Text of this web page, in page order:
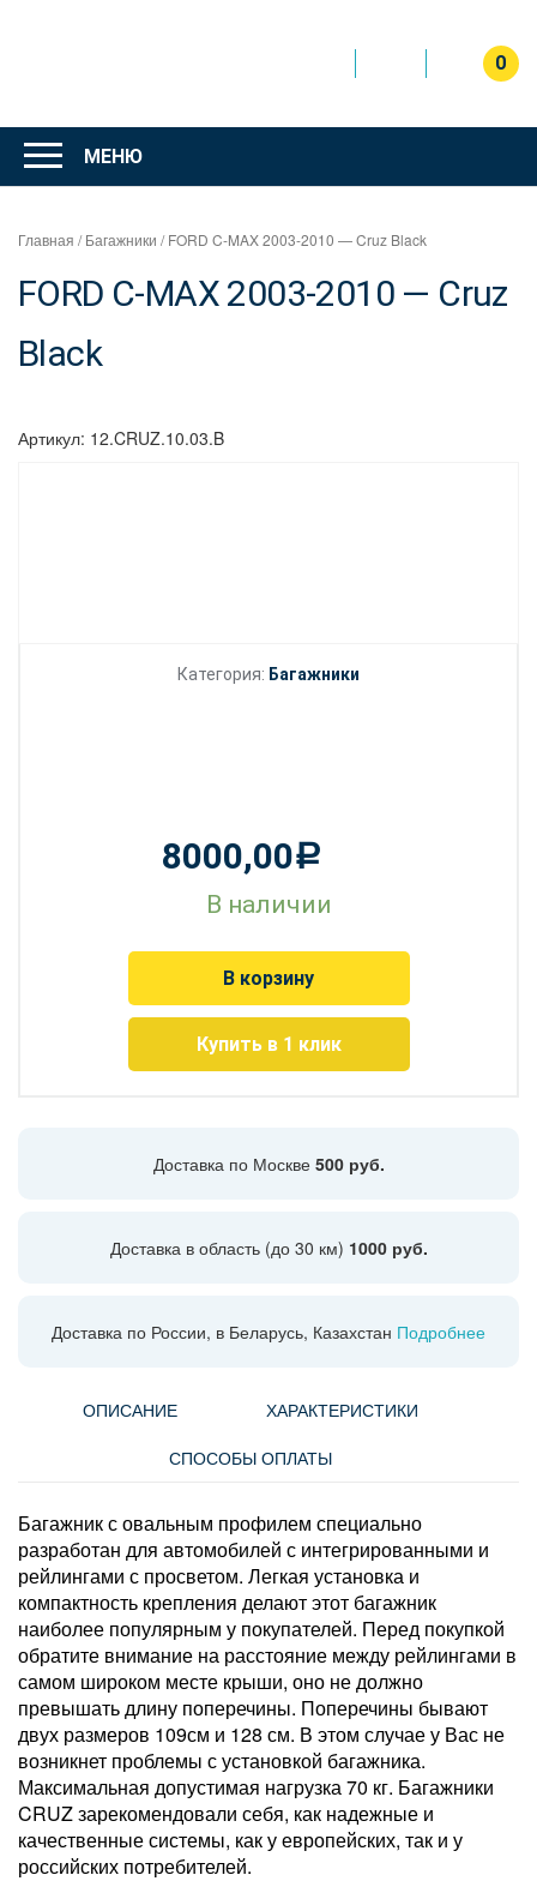
Интернет
магазин
"Can Auto"
0
МЕНЮ
Главная /Багажники / FORD C-MAX 2003-2010 — Cruz Black
FORD C-MAX 2003-2010 — Cruz
Black
Артикул: 12.CRUZ.10.03.B
Категория: Багажники
8000,00Р
В наличии
В корзину
Купить в 1 клик
Доставка по Москве 500 руб.
Доставка в область (до 30 км) 1000 руб.
Доставка по России, в Беларусь, Казахстан Подробнее
ОПИСАНИЕ
ХАРАКТЕРИСТИКИ
СПОСОБЫ ОПЛАТЫ
Багажник с овальным профилем специально
разработан для автомобилей с интегрированными и
рейлингами с просветом. Легкая установка и
компактность крепления делают этот багажник
наиболее популярным у покупателей. Перед покупкой
обратите внимание на расстояние между рейлингами в
самом широком месте крыши, оно не должно
превышать длину поперечины. Поперечины бывают
двух размеров 109см и 128 см. В этом случае у Вас не
возникнет проблемы с установкой багажника.
Максимальная допустимая нагрузка 70 кг. Багажники
CRUZ зарекомендовали себя, как надежные и
качественные системы, как у европейских, так и у
российских потребителей.